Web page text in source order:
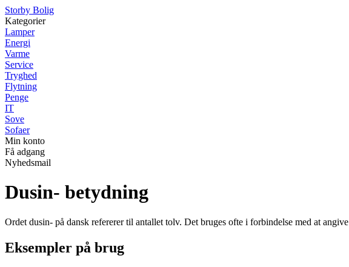
Storby Bolig
Kategorier
Lamper
Energi
Varme
Service
Tryghed
Flytning
Penge
IT
Sove
Sofaer
Min konto
Få adgang
Nyhedsmail
Dusin- betydning
Ordet dusin- på dansk refererer til antallet tolv. Det bruges ofte i forbindelse med at
Eksempler på brug